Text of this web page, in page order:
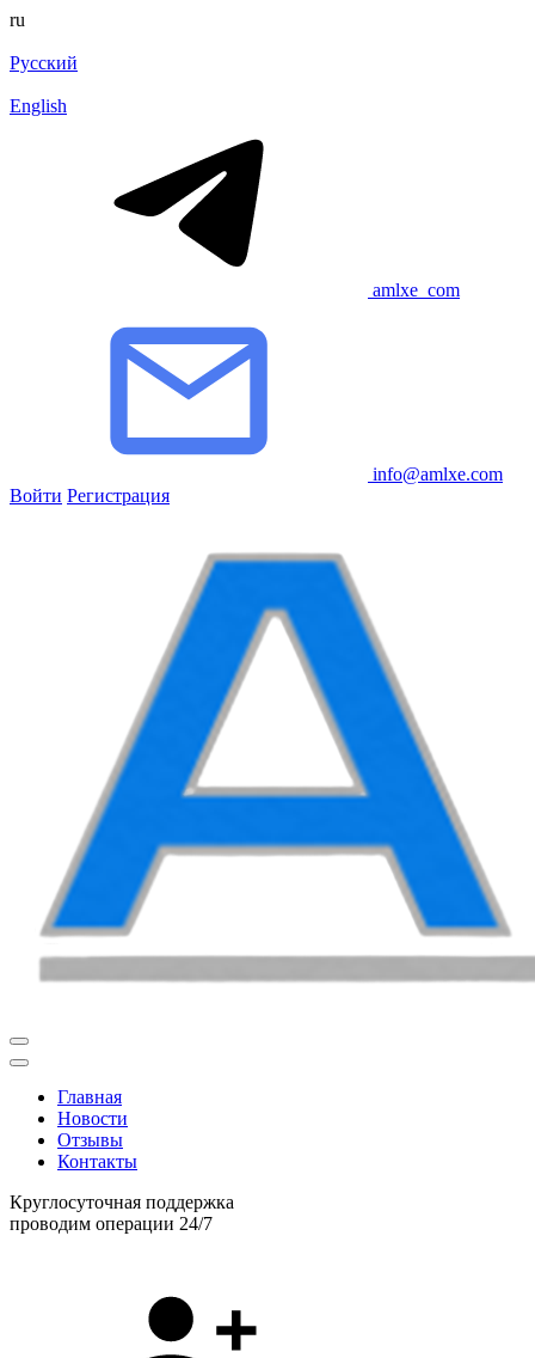
ru
Русский
English
amlxe_com
info@amlxe.com
Войти Регистрация
Главная
Новости
Отзывы
Контакты
Круглосуточная поддержка
проводим операции 24/7